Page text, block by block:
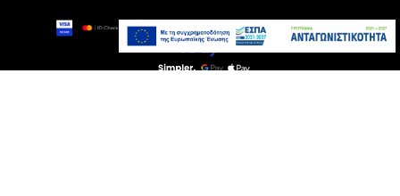
Αναμένεται σύντομα
Προσθήκη στο καλάθι